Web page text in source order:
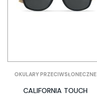
OKULARY PRZECIWSŁONECZNE
CALIFORNIA TOUCH